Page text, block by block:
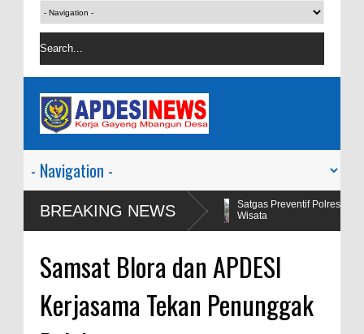
BREAKING NEWS
Viral Salah
Satgas Preventif Polres Blora Patroli
Wisata
Samsat Blora dan APDESI
Kerjasama Tekan Penunggak